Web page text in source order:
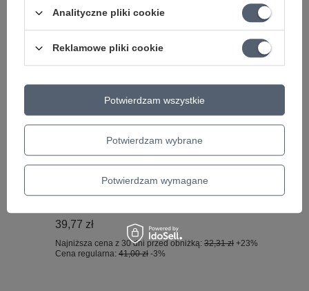
Korbka do strun DP0002 z obcinarką
56,26 zł
+5%
Czyścik do strun PW-XLR8-01 D'addario
37,54 zł
Najniższa cena z 30 dni przed obniżką:
Cena regularna:38,70 zł -3%
D'Addario GH nawilżacz do otworu
39,77 zł
Najniższa cena z 30 dni przed obniżką: 32,31 zł +23%
Cena regularna: 41,00 zł -3%
Analityczne pliki cookie
Reklamowe pliki cookie
Potwierdzam wybrane
Potwierdzam wymagane
Potwierdzam wszystkie